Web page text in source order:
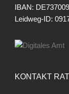
IBAN:
Leidweg-ID:
KONTAKT